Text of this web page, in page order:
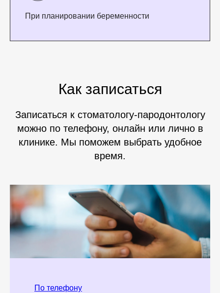
При планировании беременности
Как записаться
Записаться к стоматологу-пародонтологу
можно по телефону, онлайн или лично в
клинике. Мы поможем выбрать удобное
время.
По телефону